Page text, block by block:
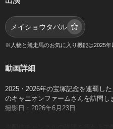
メイショウタバル
※人物と競走馬のお気に入り機能は2025年
動画詳細
2025・2026年の宝塚記念を連覇し
のキャニオンファームさんを訪問し
撮影日：2026年6月23日